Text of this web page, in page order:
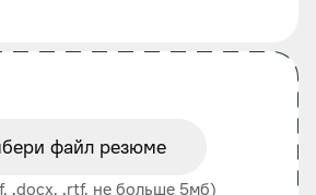
файл резюме
.docx, .rtf, не больше 5мб)